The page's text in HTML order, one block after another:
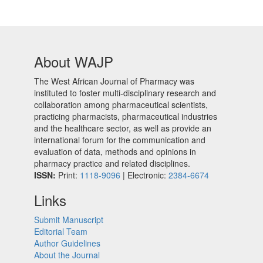
About WAJP
The West African Journal of Pharmacy was
instituted to foster multi-disciplinary research and
collaboration among pharmaceutical scientists,
practicing pharmacists, pharmaceutical industries
and the healthcare sector, as well as provide an
international forum for the communication and
evaluation of data, methods and opinions in
pharmacy practice and related disciplines.
ISSN: Print: 1118-9096 | Electronic: 2384-6674
Links
Submit Manuscript
Editorial Team
Author Guidelines
About the Journal